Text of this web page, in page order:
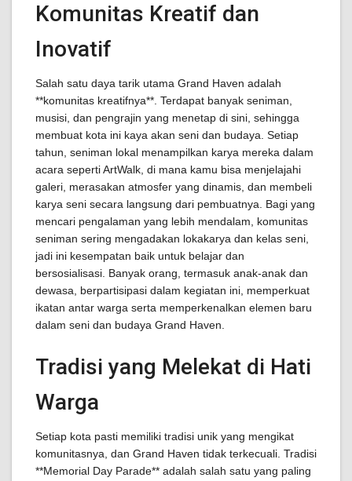
Komunitas Kreatif dan
Inovatif
Salah satu daya tarik utama Grand Haven adalah
**komunitas kreatifnya**. Terdapat banyak seniman,
musisi, dan pengrajin yang menetap di sini, sehingga
membuat kota ini kaya akan seni dan budaya. Setiap
tahun, seniman lokal menampilkan karya mereka dalam
acara seperti ArtWalk, di mana kamu bisa menjelajahi
galeri, merasakan atmosfer yang dinamis, dan membeli
karya seni secara langsung dari pembuatnya. Bagi yang
mencari pengalaman yang lebih mendalam, komunitas
seniman sering mengadakan lokakarya dan kelas seni,
jadi ini kesempatan baik untuk belajar dan
bersosialisasi. Banyak orang, termasuk anak-anak dan
dewasa, berpartisipasi dalam kegiatan ini, memperkuat
ikatan antar warga serta memperkenalkan elemen baru
dalam seni dan budaya Grand Haven.
Tradisi yang Melekat di Hati
Warga
Setiap kota pasti memiliki tradisi unik yang mengikat
komunitasnya, dan Grand Haven tidak terkecuali. Tradisi
**Memorial Day Parade** adalah salah satu yang paling